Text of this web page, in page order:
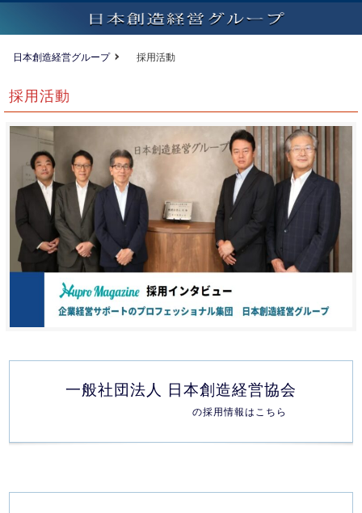
日本創造経営グループ 採用活動
採用活動
一般社団法人 日本創造経営協会
の採用情報はこちら